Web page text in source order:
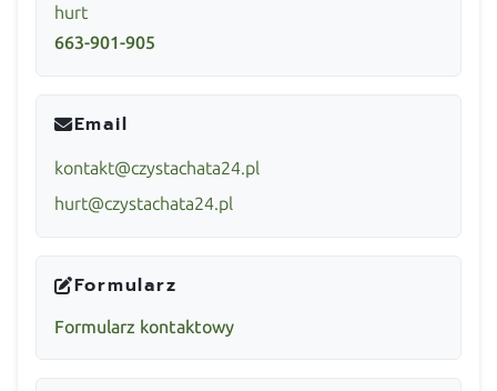
hurt
663-901-905
Email
kontakt@czystachata24.pl
hurt@czystachata24.pl
Formularz
Formularz kontaktowy